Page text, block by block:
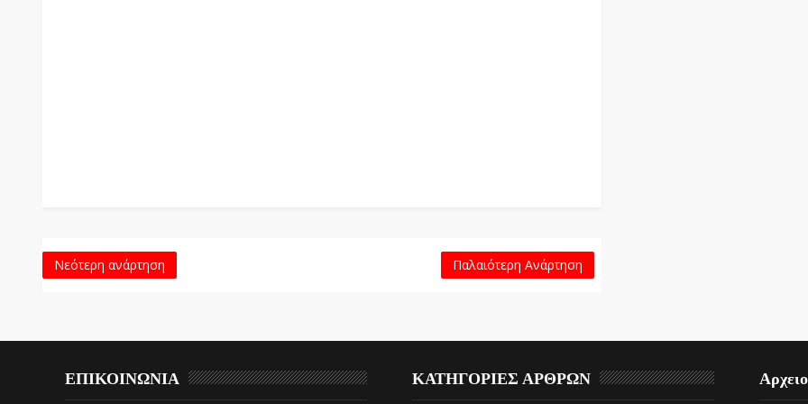
Νεότερη ανάρτηση Παλαιότερη Ανάρτηση
ΕΠΙΚΟΙΝΩΝΙΑ ΚΑΤΗΓΟΡΙΕΣ ΑΡΘΡΩΝ